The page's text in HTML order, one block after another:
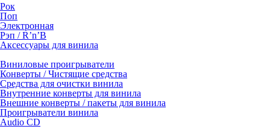
Рок
Поп
Электронная
Рэп / R’n’B
Аксессуары для винила
Виниловые проигрыватели
Конверты / Чистящие средства
Средства для очистки винила
Внутренние конверты для винила
Внешние конверты / пакеты для винила
Проигрыватели винила
Audio CD